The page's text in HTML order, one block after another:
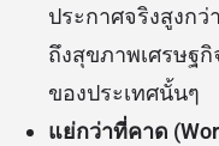
ประกาศจริงสูงก
ถึงสุขภาพเศรษฐ
ของประเทศนั้นๆ
แย่กว่าที่คาด